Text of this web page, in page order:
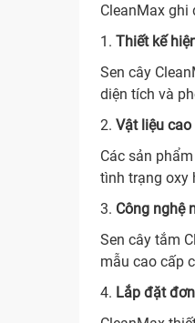
CleanMax ghi
1.Thiết kế
Sen cây
diện tích và
2.Vật liệu
Các sản
tình trạng oxy
3. Công nghệ
Sen cây tắm
mẫu cao cấp
4. Lắp đặt